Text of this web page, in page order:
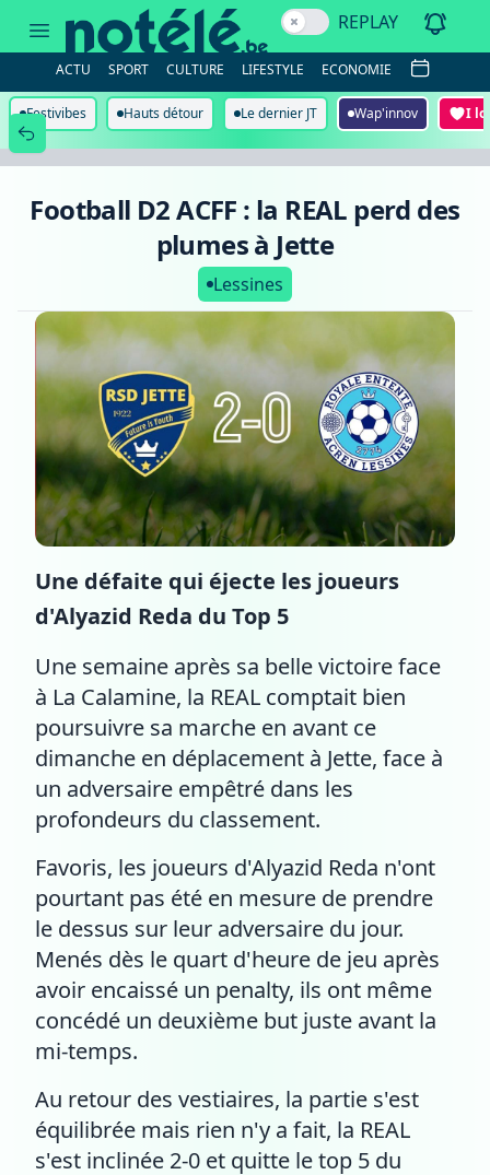
ACFF
REAL
perd
des
plumes
à
REPLAY
ACTU SPORT CULTURE LIFESTYLE ECONOMIE
Festivibes Hauts détour Le dernier JT Wap'innov I
Football D2 ACFF : la REAL perd des
plumes à Jette
Lessines
Une défaite qui éjecte les joueurs
d'Alyazid Reda du Top 5
Une semaine après sa belle victoire face
à La Calamine, la REAL comptait bien
poursuivre sa marche en avant ce
dimanche en déplacement à Jette, face à
un adversaire empêtré dans les
profondeurs du classement.
Favoris, les joueurs d'Alyazid Reda n'ont
pourtant pas été en mesure de prendre
le dessus sur leur adversaire du jour.
Menés dès le quart d'heure de jeu après
avoir encaissé un penalty, ils ont même
concédé un deuxième but juste avant la
mi-temps.
Au retour des vestiaires, la partie s'est
équilibrée mais rien n'y a fait, la REAL
s'est inclinée 2-0 et quitte le top 5 du